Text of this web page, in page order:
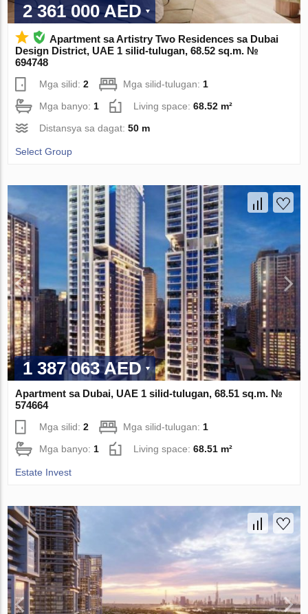
2 361 000 AED
Apartment sa Artistry Two Residences sa Dubai
Design District, UAE 1 silid-tulugan, 68.52 sq.m. №
694748
Mga silid:2 Mga silid-tulugan:1
Mga banyo:1 Living space:68.52 m²
Distansya sa dagat:50 m
Select Group
1 387 063 AED
Apartment sa Dubai, UAE 1 silid-tulugan, 68.51 sq.m. №
574664
Mga silid:2 Mga silid-tulugan: 1
Mga banyo: 1 Living space:68.51 m²
Estate Invest